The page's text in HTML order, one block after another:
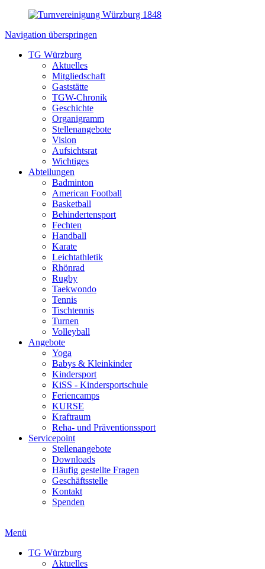
Navigation überspringen
TG Würzburg
Aktuelles
Mitgliedschaft
Gaststätte
TGW-Chronik
Geschichte
Organigramm
Stellenangebote
Vision
Aufsichtsrat
Wichtiges
Abteilungen
Badminton
American Football
Basketball
Behindertensport
Fechten
Handball
Karate
Leichtathletik
Rhönrad
Rugby
Taekwondo
Tennis
Tischtennis
Turnen
Volleyball
Angebote
Yoga
Babys & Kleinkinder
Kindersport
KiSS - Kindersportschule
Feriencamps
KURSE
Kraftraum
Reha- und Präventionssport
Servicepoint
Stellenangebote
Downloads
Häufig gestellte Fragen
Geschäftsstelle
Kontakt
Spenden
Menü
TG Würzburg
Aktuelles